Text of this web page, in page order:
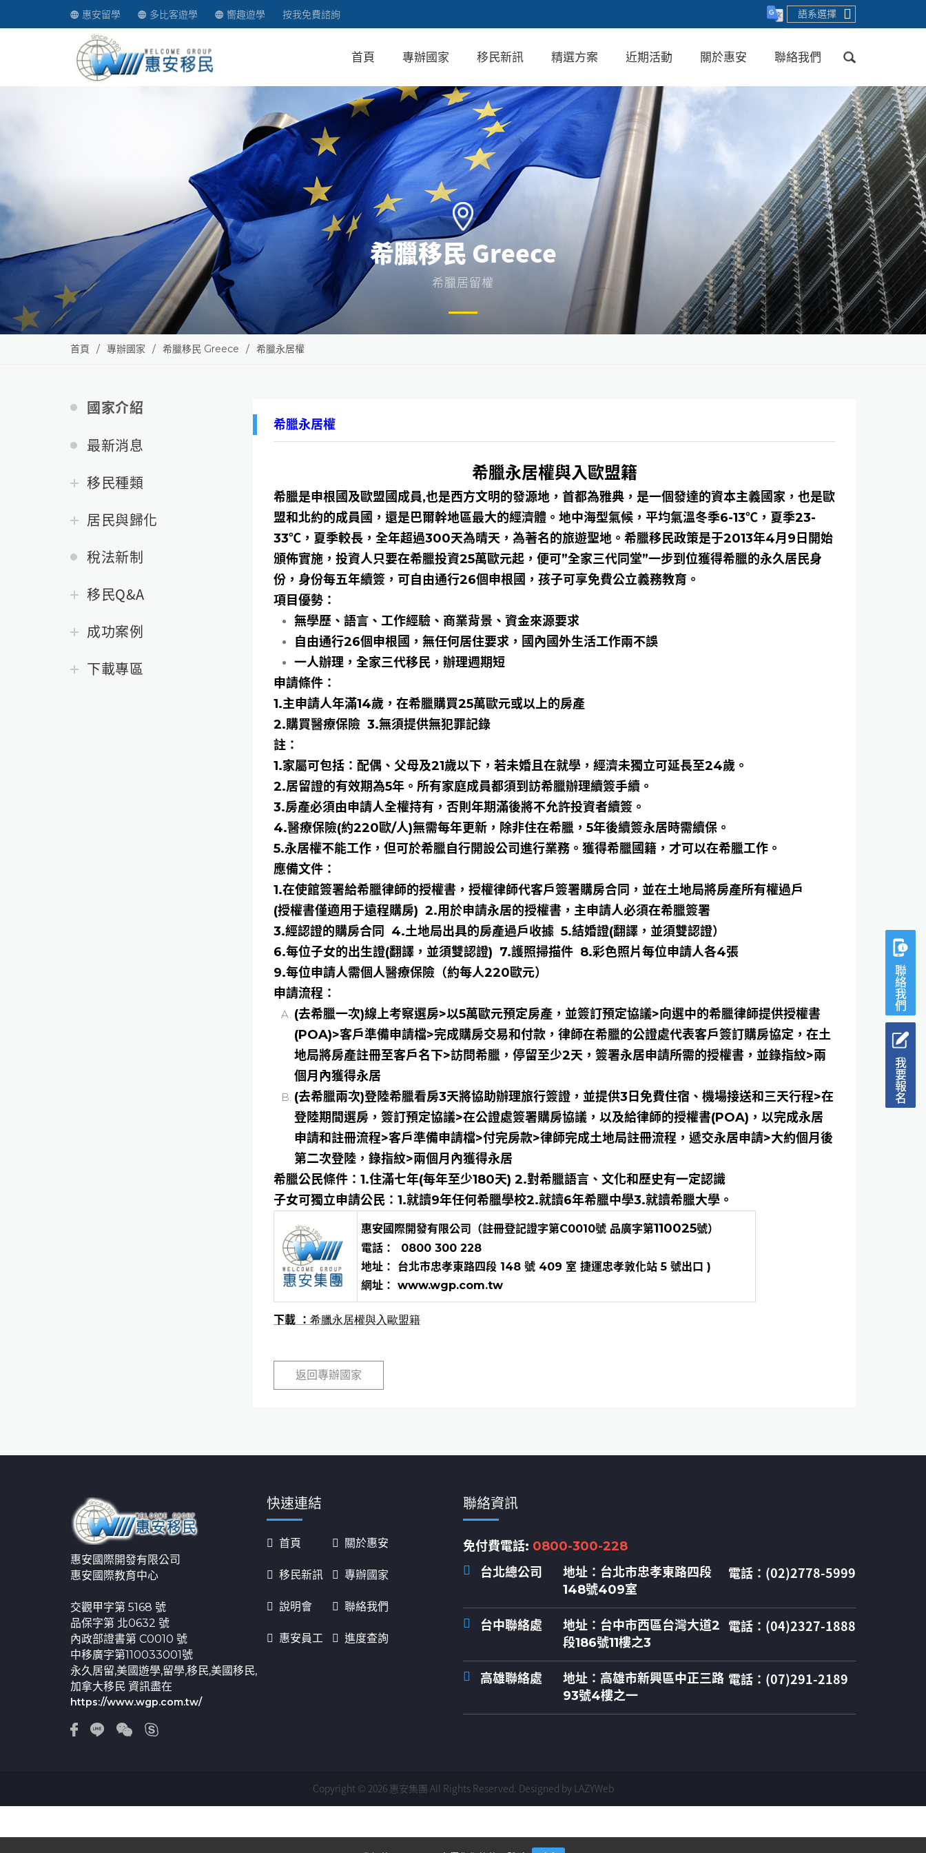
惠安留學 多比客遊學 嚮趣遊學 按我免費諮詢 語系選擇
首頁 專辦國家 移民新訊 精選方案 近期活動 關於惠安 聯絡我們
送出
希臘移民 Greece
希臘居留權
首頁 專辦國家 希臘移民 Greece 希臘永居權
國家介紹
最新消息
移民種類
居民與歸化
稅法新制
移民Q&A
成功案例
下載專區
希臘永居權
希臘永居權與入歐盟籍
希臘是申根國及歐盟國成員,也是西方文明的發源地，首都為雅典，是一個發達的資本主義國家，也是歐
盟和北約的成員國，還是巴爾幹地區最大的經濟體。地中海型氣候，平均氣溫冬季6-13℃，夏季23-
33℃，夏季較長，全年超過300天為晴天，為著名的旅遊聖地。希臘移民政策是于2013年4月9日開始
頒佈實施，投資人只要在希臘投資25萬歐元起，便可”全家三代同堂”一步到位獲得希臘的永久居民身
份，身份每五年續簽，可自由通行26個申根國，孩子可享免費公立義務教育。
項目優勢：
無學歷、語言、工作經驗、商業背景、資金來源要求
自由通行26個申根國，無任何居住要求，國內國外生活工作兩不誤
一人辦理，全家三代移民，辦理週期短
申請條件：
1.主申請人年滿14歲，在希臘購買25萬歐元或以上的房產
2.購買醫療保險 3.無須提供無犯罪記錄
註：
1.家屬可包括：配偶、父母及21歲以下，若未婚且在就學，經濟未獨立可延長至24歲。
2.居留證的有效期為5年。所有家庭成員都須到訪希臘辦理續簽手續。
3.房產必須由申請人全權持有，否則年期滿後將不允許投資者續簽。
4.醫療保險(約220歐/人)無需每年更新，除非住在希臘，5年後續簽永居時需續保。
5.永居權不能工作，但可於希臘自行開設公司進行業務。獲得希臘國籍，才可以在希臘工作。
應備文件：
1.在使館簽署給希臘律師的授權書，授權律師代客戶簽署購房合同，並在土地局將房產所有權過戶
(授權書僅適用于遠程購房) 2.用於申請永居的授權書，主申請人必須在希臘簽署
3.經認證的購房合同 4.土地局出具的房產過戶收據 5.結婚證(翻譯，並須雙認證）
6.每位子女的出生證(翻譯，並須雙認證) 7.護照掃描件 8.彩色照片每位申請人各4張
9.每位申請人需個人醫療保險（約每人220歐元）
申請流程：
(去希臘一次)線上考察選房>以5萬歐元預定房產，並簽訂預定協議>向選中的希臘律師提供授權書
(POA)>客戶準備申請檔>完成購房交易和付款，律師在希臘的公證處代表客戶簽訂購房協定，在土
地局將房產註冊至客戶名下>訪問希臘，停留至少2天，簽署永居申請所需的授權書，並錄指紋>兩
個月內獲得永居
(去希臘兩次)登陸希臘看房3天將協助辦理旅行簽證，並提供3日免費住宿、機場接送和三天行程>在
登陸期間選房，簽訂預定協議>在公證處簽署購房協議，以及給律師的授權書(POA)，以完成永居
申請和註冊流程>客戶準備申請檔>付完房款>律師完成土地局註冊流程，遞交永居申請>大約個月後
第二次登陸，錄指紋>兩個月內獲得永居
希臘公民條件：1.住滿七年(每年至少180天) 2.對希臘語言、文化和歷史有一定認識
子女可獨立申請公民：1.就讀9年任何希臘學校2.就讀6年希臘中學3.就讀希臘大學。
惠安國際開發有限公司（註冊登記證字第C0010號 品廣字第110025號）
電話： 0800 300 228
地址： 台北市忠孝東路四段 148 號 409 室 捷運忠孝敦化站 5 號出口 )
網址： www.wgp.com.tw
下載 ： 希臘永居權與入歐盟籍
返回專辦國家
聯絡我們
我要報名
惠安國際開發有限公司
惠安國際教育中心
交觀甲字第 5168 號
品保字第 北0632 號
內政部證書第 C0010 號
中移廣字第110033001號
永久居留,美國遊學,留學,移民,美國移民,
加拿大移民 資訊盡在
https://www.wgp.com.tw/
快速連結
首頁
移民新訊
說明會
惠安員工
關於惠安
專辦國家
聯絡我們
進度查詢
聯絡資訊
免付費電話: 0800-300-228
台北總公司
地址： 台北市忠孝東路四段
148號409室
電話：(02)2778-5999
台中聯絡處 地址： 台中市西區台灣大道2
段186號11樓之3
電話：(04)2327-1888
高雄聯絡處 地址： 高雄市新興區中正三路
93號4樓之一
電話：(07)291-2189
Copyright © 2026 惠安集團 All Rights Reserved. Designed by LAZYWeb